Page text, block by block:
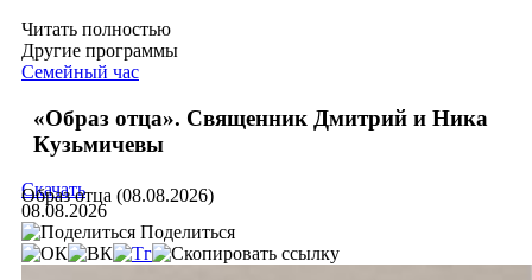
Читать полностью
Другие программы
Семейный час
«Образ отца». Священник Дмитрий и Ника
Кузьмичевы
Образ отца (08.08.2026)
Скачать
08.08.2026
Поделиться